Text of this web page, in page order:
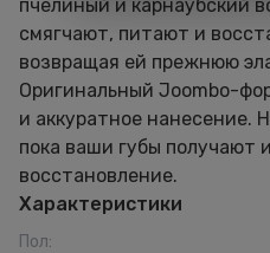
пчелиный и карнаубский
смягчают, питают и
возвращая ей прежнюю
Оригинальный Joombo-
и аккуратное нанесение.
пока ваши губы получают
восстановление.
Характеристики
Пол: